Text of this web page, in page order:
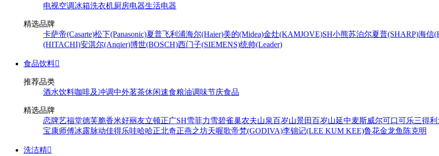
电视空调冰箱洗衣机厨房电器生活电器
精选品牌
卡萨帝(Casarte)松下(Panasonic)夏普飞利浦海尔(Haier)美的(Midea)金灶(KAMJOVE)SH小熊苏泊尔夏普(SHARP)海信
(HITACHI)安淇尔(Anqier)博世(BOSCH)西门子(SIEMENS)统帅(Leader)
食品饮料
推荐品类
酒水饮料咖啡及冲调中外茗茶休闲速食粮油调味节庆食品
精选品牌
恋牌艺福堂德芙脆香米好丽友立顿正广SH雪菲力雪碧雀巢农夫山泉百岁山景田百岁山延中麦斯威尔可口可乐三得利
宝康师傅冰露脉动佳得乐哇哈哈正北奇正燕之坊天喔歌帝梵(GODIVA)李锦记(LEE KUM KEE)鲁花金龙鱼 陈克明
洗洁精